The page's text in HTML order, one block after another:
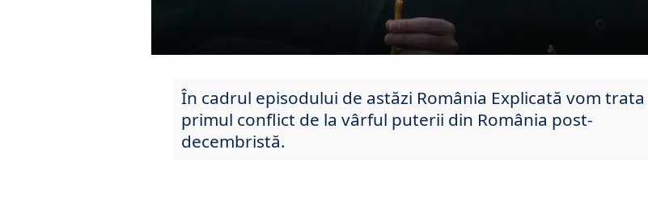
În cadrul episodului de astăzi România Explicată vom trata
primul conflict de la vârful puterii din România post-
decembristă.